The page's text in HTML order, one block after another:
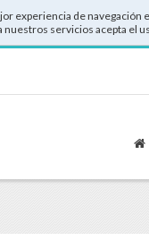
experiencia de navegación
nuestros servicios acepta el